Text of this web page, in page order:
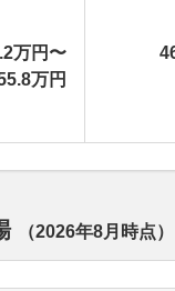
万円〜
万円
（2026年8月 時点）